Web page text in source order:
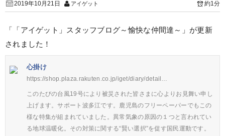
2019年10月21日 アイゲット 約1分
「「アイゲット」スタッフブログ～愉快な仲間達～」が更新
されました！
心掛け
https://shop.plaza.rakuten.co.jp/iget/diary/detail…
このたびの台風19号により被災された皆さまに心よりお見舞い申し
上げます。サポート波多江です。鹿児島のフリーペーパーでもこの
様な特集が組まれていました。異常気象の原因の１つと言われてい
る地球温暖化。その対策に関する“賢い選択”を促す国民運動です。